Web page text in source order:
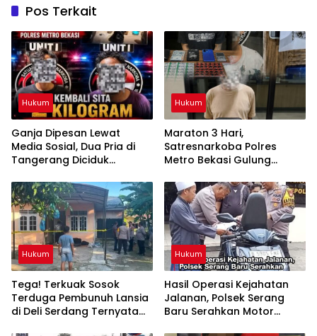
Pos Terkait
Hukum
Ganja Dipesan Lewat
Media Sosial, Dua Pria di
Tangerang Diciduk
Metro Bekasi
Hukum
Maraton 3 Hari,
Satresnarkoba Polres
Metro Bekasi Gulung
Tramadol
Hukum
Tega! Terkuak Sosok
Terduga Pembunuh Lansia
di Deli Serdang Ternyata
Hukum
Hasil Operasi Kejahatan
Jalanan, Polsek Serang
Baru Serahkan Motor